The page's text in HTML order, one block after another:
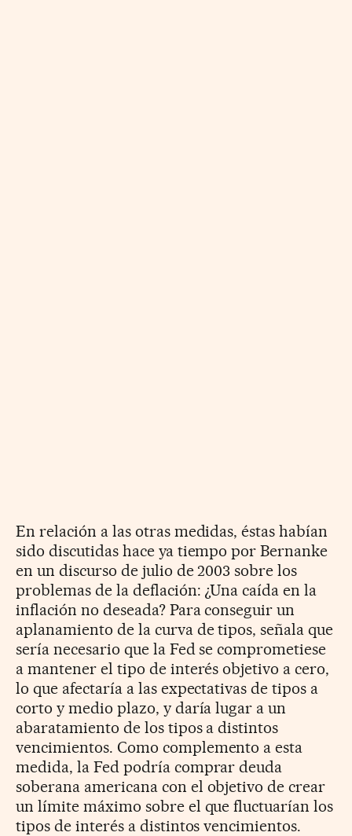
En relación a las otras medidas, éstas habían
sido discutidas hace ya tiempo por Bernanke
en un discurso de julio de 2003 sobre los
problemas de la deflación: ¿Una caída en la
inflación no deseada? Para conseguir un
aplanamiento de la curva de tipos, señala que
sería necesario que la Fed se comprometiese
a mantener el tipo de interés objetivo a cero,
lo que afectaría a las expectativas de tipos a
corto y medio plazo, y daría lugar a un
abaratamiento de los tipos a distintos
vencimientos. Como complemento a esta
medida, la Fed podría comprar deuda
soberana americana con el objetivo de crear
un límite máximo sobre el que fluctuarían los
tipos de interés a distintos vencimientos.